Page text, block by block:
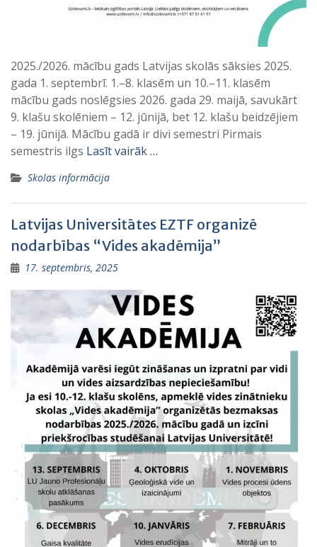
2025./2026. mācību gads Latvijas skolās sāksies 2025.
gada 1. septembrī. 1.–8. klasēm un 10.–11. klasēm
mācību gads noslēgsies 2026. gada 29. maijā, savukārt
9. klašu skolēniem – 12. jūnijā, bet 12. klašu beidzējiem
– 19. jūnijā. Mācību gadā ir divi semestri Pirmais
semestris ilgs Lasīt vairāk …
Skolas informācija
Latvijas Universitātes EZTF organizē
nodarbības “Vides akadēmija”
17. septembris, 2025